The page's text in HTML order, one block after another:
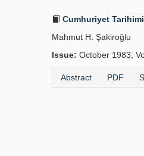
Cumhuriyet
Mahmut H. Şakiroğlu
Issue: October 1983,
Abstract PDF